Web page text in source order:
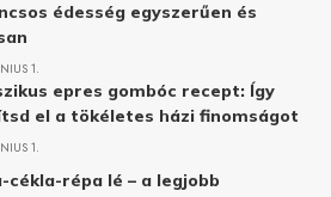
édesség egyszerűen és
1.
epres gombóc recept: Így
el a tökéletes házi finomságot
1.
cékla-répa lé – a legjobb